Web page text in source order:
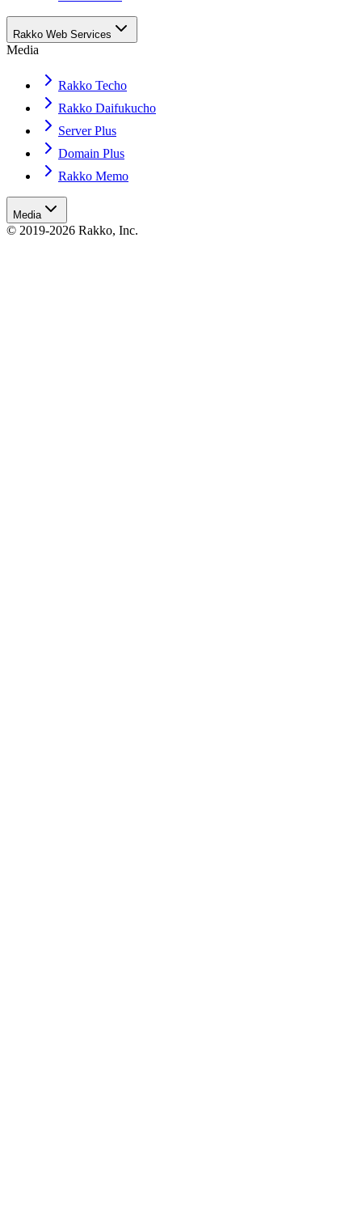
Rakko Web Services
Media
Rakko Techo
Rakko Daifukucho
Server Plus
Domain Plus
Rakko Memo
Media
© 2019-2026 Rakko, Inc.